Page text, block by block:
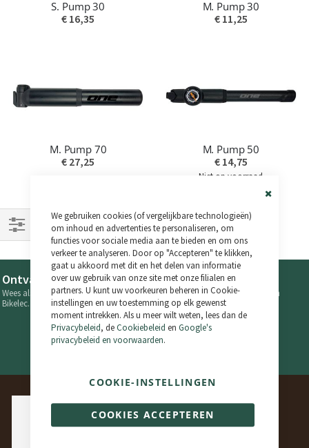
We gebruiken cookies (of vergelijkbare technologieën)
om inhoud en advertenties te personaliseren, om
functies voor sociale media aan te bieden en om ons
verkeer te analyseren. Door op "Accepteren" te klikken,
gaat u akkoord met dit en het delen van informatie
over uw gebruik van onze site met onze filialen en
partners. U kunt uw voorkeuren beheren in Cookie-
instellingen en uw toestemming op elk gewenst
moment intrekken. Als u meer wilt weten, lees dan de
Privacybeleid, deCookiebeleid en Google's
privacybeleid en voorwaarden.
COOKIES ACCEPTEREN
COOKIE-INSTELLINGEN
S. Pump 30
€ 16,35
M. Pump 30
€ 11,25
M. Pump 70
€ 27,25
M. Pump 50
€ 14,75
Niet op voorraad
Filteren
Ontvang exclusieve aanbiedingen en promoties
Wees als eerste op de hoogte van de laatste nieuwtjes en aanbiedingen van
Bikelec.
Volg ons op onze sociale netwerken!